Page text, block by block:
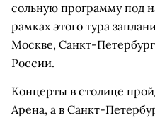
сольную программу под
рамках этого тура
Москве, Санкт-
России.
Концерты в столице
Арена, а в Санкт-